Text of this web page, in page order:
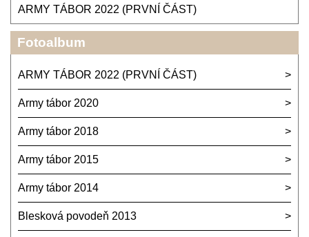
ARMY TÁBOR 2022 (PRVNÍ ČÁST)
Fotoalbum
ARMY TÁBOR 2022 (PRVNÍ ČÁST)
Army tábor 2020
Army tábor 2018
Army tábor 2015
Army tábor 2014
Blesková povodeň 2013